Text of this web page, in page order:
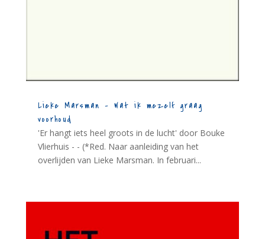
Lieke Marsman – Wat ik mezelf graag
voorhoud
'Er hangt iets heel groots in de lucht' door Bouke
Vlierhuis - - (*Red. Naar aanleiding van het
overlijden van Lieke Marsman. In februari...